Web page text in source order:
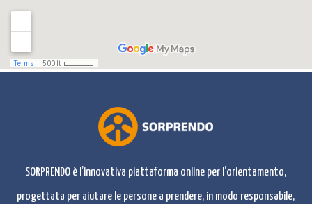
SORPRENDO è l’innovativa piattaforma online per l’orientamento,
progettata per aiutare le persone a prendere, in modo responsabile,